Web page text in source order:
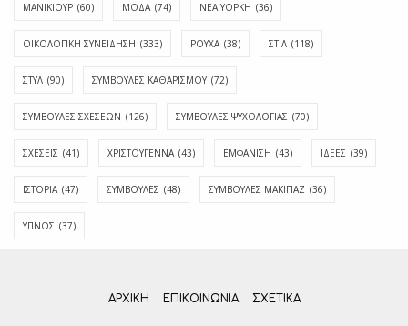
ΜΑΝΙΚΙΟΥΡ (60) ΜΟΔΑ (74) ΝΕΑ ΥΟΡΚΗ (36)
ΟΙΚΟΛΟΓΙΚΗ ΣΥΝΕΙΔΗΣΗ (333) ΡΟΥΧΑ (38) ΣΤΙΛ (118)
ΣΤΥΛ (90) ΣΥΜΒΟΥΛΕΣ ΚΑΘΑΡΙΣΜΟΥ (72)
ΣΥΜΒΟΥΛΕΣ ΣΧΕΣΕΩΝ (126) ΣΥΜΒΟΥΛΕΣ ΨΥΧΟΛΟΓΙΑΣ (70)
ΣΧΕΣΕΙΣ (41) ΧΡΙΣΤΟΥΓΕΝΝΑ (43) ΕΜΦΆΝΙΣΗ (43) ΙΔΈΕΣ (39)
ΙΣΤΟΡΊΑ (47) ΣΥΜΒΟΥΛΈΣ (48) ΣΥΜΒΟΥΛΈΣ ΜΑΚΙΓΙΆΖ (36)
ΎΠΝΟΣ (37)
ΑΡΧΙΚΗ ΕΠΙΚΟΙΝΩΝΊΑ ΣΧΕΤΙΚΆ